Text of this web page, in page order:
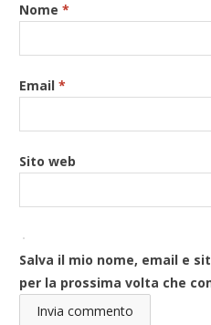
Nome*
Email*
Sito web
Salva il mio nome, email e
per la prossima volta che